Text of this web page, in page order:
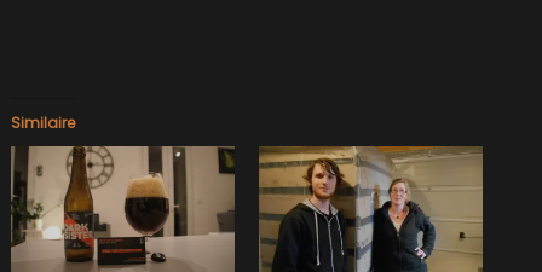
Similaire